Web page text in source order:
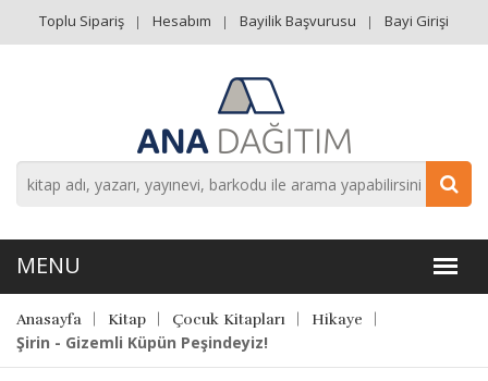
Toplu Sipariş Hesabım Bayilik Başvurusu Bayi Girişi
Anasayfa Kitap Çocuk Kitapları Hikaye
Şirin - Gizemli Küpün Peşindeyiz!